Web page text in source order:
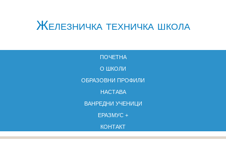
Железничкa техничка школа
ПОЧЕТНА
О ШКОЛИ
ОБРАЗОВНИ ПРОФИЛИ
НАСТАВА
ВАНРЕДНИ УЧЕНИЦИ
ЕРАЗМУС +
КОНТАКТ